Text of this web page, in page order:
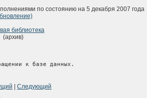
по состоянию на 5 декабря 2007 года
библиотека
(архив)
к базе данных.
Следующий